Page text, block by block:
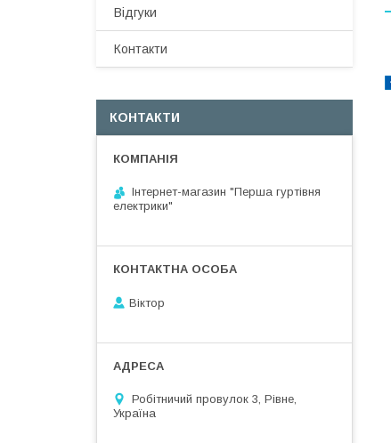
Відгуки
Контакти
КОНТАКТИ
Інтернет-магазин "Перша гуртівня
електрики"
Віктор
Робітничий провулок 3, Рівне,
Україна